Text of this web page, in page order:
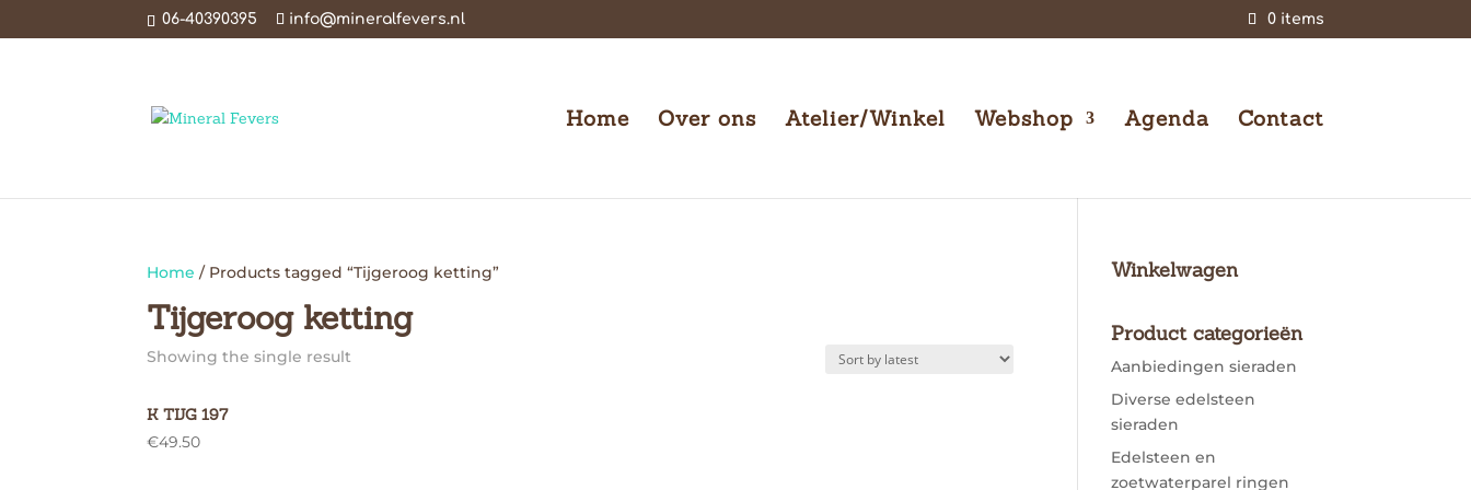
06-40390395 info@mineralfevers.nl 0 items
Home Over ons Atelier/Winkel Webshop Agenda Contact
Home / Products tagged “Tijgeroog ketting”
Tijgeroog ketting
Showing the single result
K TIJG 197
€49.50
Winkelwagen
Product categorieën
Aanbiedingen sieraden
Diverse edelsteen
sieraden
Edelsteen en
zoetwaterparel ringen